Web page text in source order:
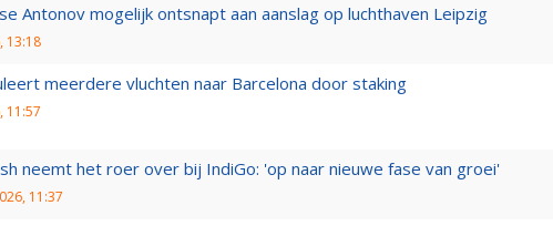
Antonov mogelijk ontsnapt aan aanslag op luchthaven Leipzig
13:18
meerdere vluchten naar Barcelona door staking
11:57
neemt het roer over bij IndiGo: 'op naar nieuwe fase van groei'
11:37